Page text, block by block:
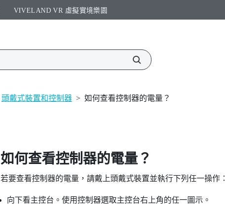
VIVELAND VR 虛擬實境樂園​
頭戴式裝置和控制器 > 如何查看控制器的電量？
如何查看控制器的電量？
若要查看控制器的電量，請戴上頭戴式裝置並執行下列任一操作：
向下看主控台。使用控制器選取主控台右上角的任一圖示。